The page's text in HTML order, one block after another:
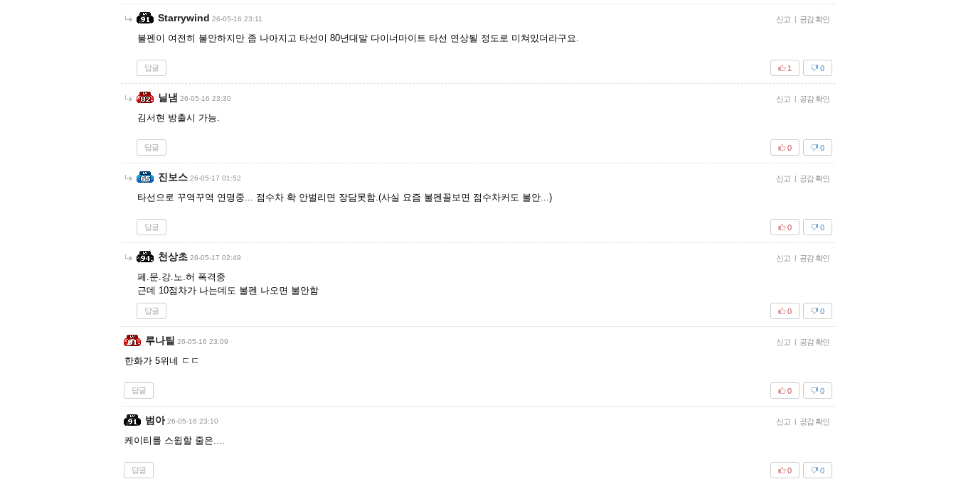
Starrywind 26-05-16 23:11 신고 | 공감 확인
불펜이 여전히 불안하지만 좀 나아지고 타선이 80년대말 다이너마이트 타선 연상될 정도로 미쳐있더라구요.
답글 0
1
닐냄 26-05-16 23:30 신고 | 공감 확인
김서현 방출시 가능.
답글 0
0
진보스 26-05-17 01:52 신고 | 공감 확인
타선으로 꾸역꾸역 연명중... 점수차 확 안벌리면 장담못함.(사실 요즘 불펜꼴보면 점수차커도 불안...)
답글 0
0
천상초 26-05-17 02:49 신고 | 공감 확인
페.문.강.노.허 폭격중
근데 10점차가 나는데도 불펜 나오면 불안함
답글 0
0
루나틸 26-05-16 23:09 신고 | 공감 확인
한화가 5위네 ㄷㄷ
답글 0
0
범아 26-05-16 23:10 신고 | 공감 확인
케이티를 스윕할 줄은....
답글 0
0